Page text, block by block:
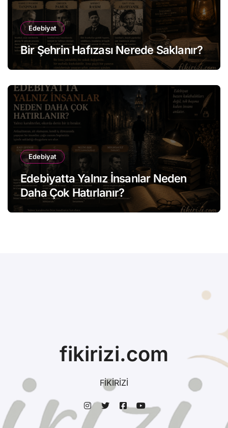
Edebiyat
Bir Şehrin Hafızası Nerede Saklanır?
Edebiyat
Edebiyatta Yalnız İnsanlar Neden
Daha Çok Hatırlanır?
fikirizi.com
FİKİRİZİ